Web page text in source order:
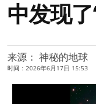
中发现
来源： 神秘的地球
时间：2026年6月17日 15:53